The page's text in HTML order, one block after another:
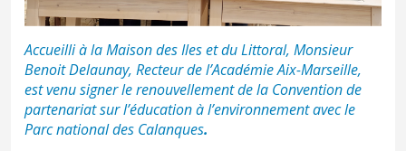
Accueilli à la Maison des Iles et du Littoral, Monsieur
Benoit Delaunay, Recteur de l’Académie Aix-Marseille,
est venu signer le renouvellement de la Convention de
partenariat sur l’éducation à l’environnement avec le
Parc national des Calanques.